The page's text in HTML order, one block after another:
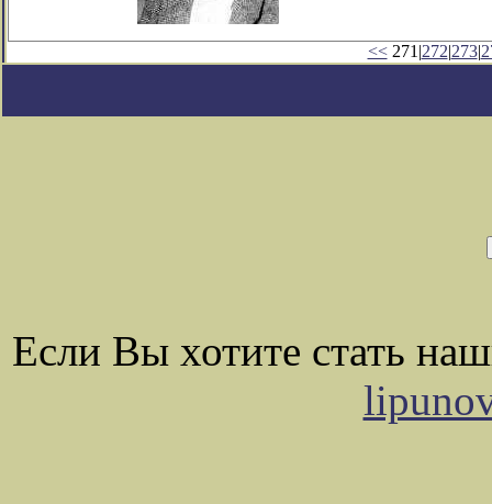
<<271|272|273|
Если Вы хотите стать